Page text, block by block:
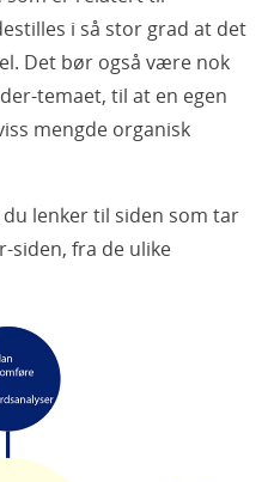
i så stor grad at det
Det bør også være nok
temaet, til at en egen
mengde organisk
du lenker til siden som tar
siden, fra de ulike